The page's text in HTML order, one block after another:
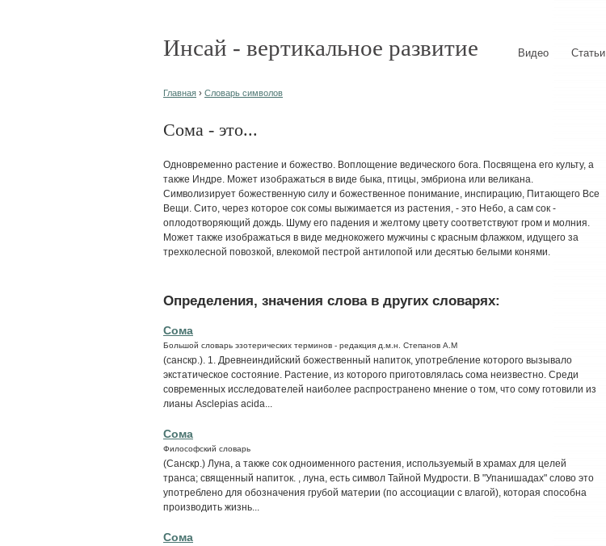
Инсай - вертикальное развитие Видео Статьи
Главная › Словарь символов
Сома - это...
Одновременно растение и божество. Воплощение ведического бога. Посвящена его культу, а
также Индре. Может изображаться в виде быка, птицы, эмбриона или великана.
Символизирует божественную силу и божественное понимание, инспирацию, Питающего Все
Вещи. Сито, через которое сок сомы выжимается из растения, - это Небо, а сам сок -
оплодотворяющий дождь. Шуму его падения и желтому цвету соответствуют гром и молния.
Может также изображаться в виде меднокожего мужчины с красным флажком, идущего за
трехколесной повозкой, влекомой пестрой антилопой или десятью белыми конями.
Определения, значения слова в других словарях:
Сома
Большой словарь эзотерических терминов - редакция д.м.н. Степанов А.М
(санскр.). 1. Древнеиндийский божественный напиток, употребление которого вызывало
экстатическое состояние. Растение, из которого приготовлялась сома неизвестно. Среди
современных исследователей наиболее распространено мнение о том, что сому готовили из
лианы Asclepias acida...
Сома
Философский словарь
(Санскр.) Луна, а также сок одноименного растения, используемый в храмах для целей
транса; священный напиток. , луна, есть символ Тайной Мудрости. В "Упанишадах" слово это
употреблено для обозначения грубой материи (по ассоциации с влагой), которая способна
производить жизнь...
Сома